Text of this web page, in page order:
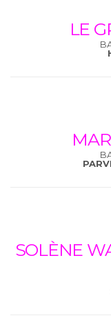
LE
SOLÈNE